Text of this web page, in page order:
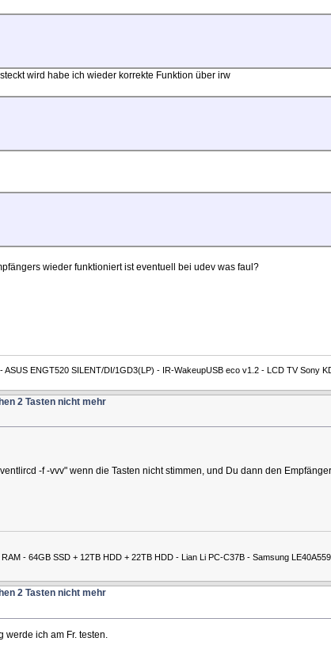
wird habe ich wieder korrekte Funktion über irw
wieder funktioniert ist eventuell bei udev was faul?
ENGT520 SILENT/DI/1GD3(LP) - IR-WakeupUSB eco v1.2 - LCD TV Sony
2 Tasten nicht mehr
-f -vvv" wenn die Tasten nicht stimmen, und Du dann den
- 64GB SSD + 12TB HDD + 22TB HDD - Lian Li PC-C37B - Samsung LE40A559
2 Tasten nicht mehr
werde ich am Fr. testen.